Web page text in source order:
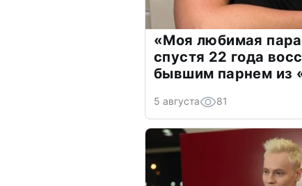
«Моя любимая
спустя 22 года
бывшим парнем из
5 августа 81